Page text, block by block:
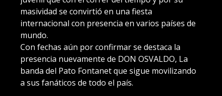
masividad se convirtió en una fiesta
internacional con presencia en varios países de
mundo.
Con fechas aún por confirmar se destaca la
presencia nuevamente de DON OSVALDO, La
banda del Pato Fontanet que sigue movilizando
a sus fanáticos de todo el país.